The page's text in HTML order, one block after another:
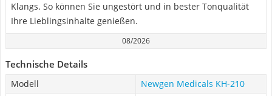
Klangs. So können Sie ungestört und in bester Tonqualität
Ihre Lieblingsinhalte genießen.
08/2026
Technische Details
Modell
Newgen Medicals KH-210